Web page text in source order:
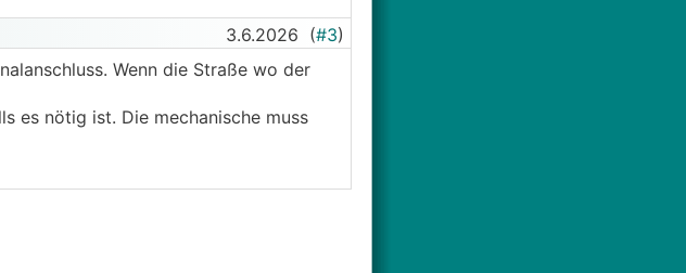
3.6.2026 (#3)
Wenn die Straße wo der
es nötig ist. Die mechanische muss